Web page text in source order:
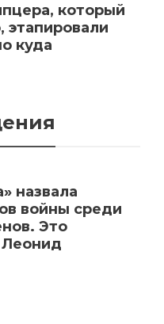
который
куда
назвала
войны среди
Это